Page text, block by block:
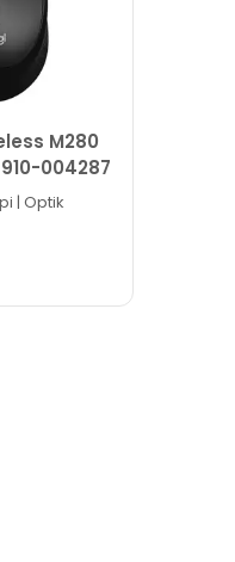
M280
004287
| Optik